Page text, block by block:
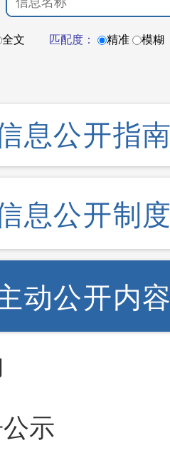
全文 匹配度： 精准 模糊
信息公开指
息公开制
动公开内
示